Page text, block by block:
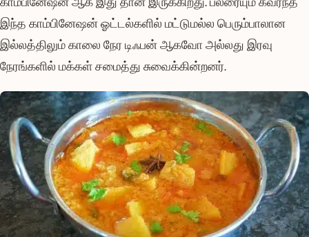
இந்த காம்பினேஷன் ஓட்டல்களில் மட்டுமல்ல பெரும்பாலான
இல்லத்திலும் காலை நேர டிஃபன் ஆகவோ அல்லது இரவு
நேரங்களில் மக்கள் சமைத்து சுவைக்கின்றனர்.